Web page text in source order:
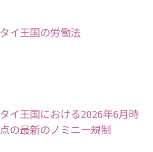
タイ王国の労働法
タイ王国における2026年6月時
点の最新のノミニー規制